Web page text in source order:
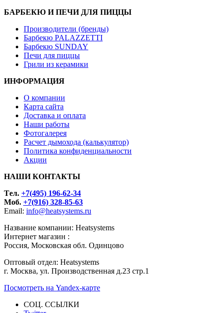
БАРБЕКЮ И ПЕЧИ ДЛЯ ПИЦЦЫ
Производители (бренды)
Барбекю PALAZZETTI
Барбекю SUNDAY
Печи для пиццы
Грили из керамики
ИНФОРМАЦИЯ
О компании
Карта сайта
Доставка и оплата
Наши работы
Фотогалерея
Расчет дымохода (калькулятор)
Политика конфиденциальности
Акции
НАШИ КОНТАКТЫ
Tел. +7(495) 196-62-34
Моб. +7(916) 328-85-63
Email: info@heatsystems.ru
Название компании: Heatsystems
Интернет магазин :
Россия, Московская обл. Одинцово
Оптовый отдел: Heatsystems
г. Москва, ул. Производственная д.23 стр.1
Посмотреть на Yandex-карте
СОЦ. ССЫЛКИ